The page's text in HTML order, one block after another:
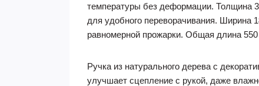
температуры без деформации. Толщина
для удобного переворачивания. Ширина
равномерной прожарки. Общая длина 550
Ручка из натурального дерева с
улучшает сцепление с рукой, даже